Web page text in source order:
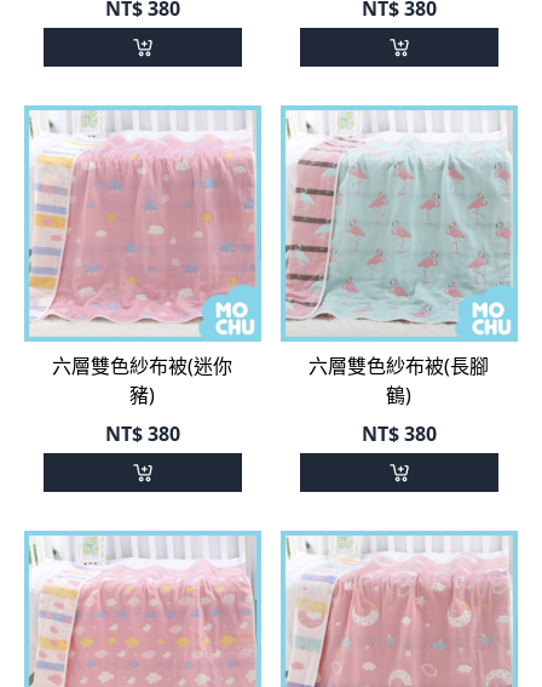
六層雙色紗布被(迷你
豬)
NT$380
六層雙色紗布被(長腳
鶴)
NT$380